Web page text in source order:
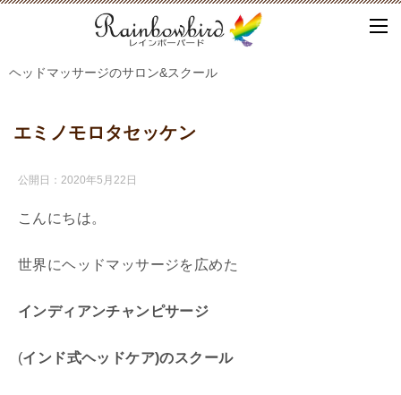
ヘッドマッサージのサロン&スクール
エミノモロタセッケン
公開日： 2020年5月22日
こんにちは。
世界にヘッドマッサージを広めた
インディアンチャンピサージ
(インド式ヘッドケア)のスクール